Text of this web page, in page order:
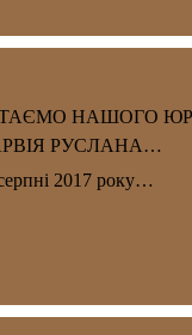
НАШОГО
РУСЛАНА…
2017 року…